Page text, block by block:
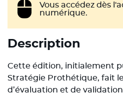
Vous accédez dès
numérique.
Description
Cette édition, initialement
Stratégie Prothétique, fait
d’évaluation et de